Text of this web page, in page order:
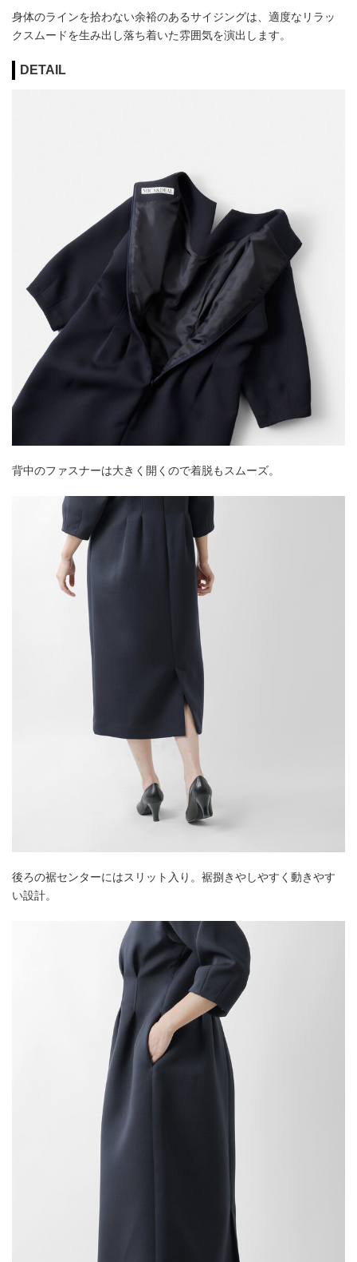
身体のラインを拾わない余裕のあるサイジングは、適度なリラッ
クスムードを生み出し落ち着いた雰囲気を演出します。
DETAIL
背中のファスナーは大きく開くので着脱もスムーズ。
後ろの裾センターにはスリット入り。裾捌きやしやすく動きやす
い設計。